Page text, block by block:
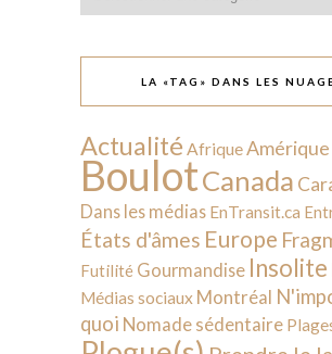
LA «TAG» DANS LES
Actualité AfriqueAmérique
BoulotCanada
Dans les médias EnTransit.ca
États d'âmes Europe
Futilité Gourmandise Insolite
Médias sociaux Montréal
quoi Nomade sédentaire